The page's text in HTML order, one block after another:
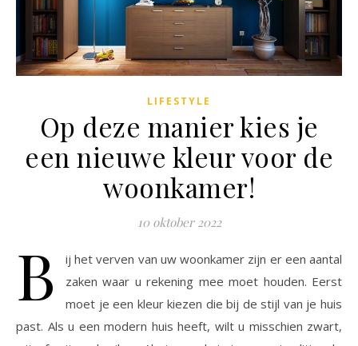
LIFESTYLE
Op deze manier kies je
een nieuwe kleur voor de
woonkamer!
10 oktober 2022
B
ij het verven van uw woonkamer zijn er een aantal
zaken waar u rekening mee moet houden. Eerst
moet je een kleur kiezen die bij de stijl van je huis
past. Als u een modern huis heeft, wilt u misschien zwart,